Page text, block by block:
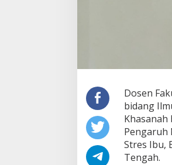
Dosen
bidang
Pengaruh
Stres Ibu,
Tengah.